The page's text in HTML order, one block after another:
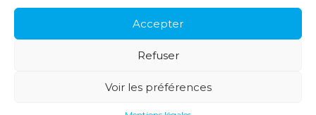
Accepter
Refuser
Voir les préférences
Principale
NOS SOLUTIONS
ACTUALITÉS
RECRUTEMENT
CONTACT
MENTIONS LÉGALES
CONCEPTION ET RÉALISATION CLASSE 7